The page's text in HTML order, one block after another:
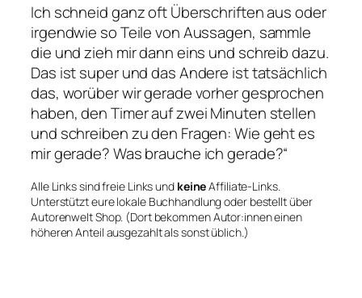
Ich schneid ganz oft Überschriften aus oder
irgendwie so Teile von Aussagen, sammle
die und zieh mir dann eins und schreib dazu.
Das ist super und das Andere ist tatsächlich
das, worüber wir gerade vorher gesprochen
haben, den Timer auf zwei Minuten stellen
und schreiben zu den Fragen: Wie geht es
mir gerade? Was brauche ich gerade?“
Alle Links sind freie Links und keineAffiliate-Links.
Unterstützt eure lokale Buchhandlung oder bestellt über
Autorenwelt Shop. (Dort bekommen Autor:innen einen
höheren Anteil ausgezahlt als sonst üblich.)